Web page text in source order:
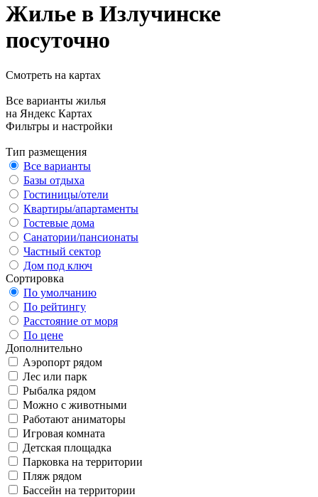
Жилье в Излучинске
посуточно
Смотреть на картах
Все варианты жилья
на Яндекс Картах
Фильтры и настройки
Тип размещения
Все варианты
Базы отдыха
Гостиницы/отели
Квартиры/апартаменты
Гостевые дома
Санатории/пансионаты
Частный сектор
Дом под ключ
Сортировка
По умолчанию
По рейтингу
Расстояние от моря
По цене
Дополнительно
Аэропорт рядом
Лес или парк
Рыбалка рядом
Можно с животными
Работают аниматоры
Игровая комната
Детская площадка
Парковка на территории
Пляж рядом
Бассейн на территории